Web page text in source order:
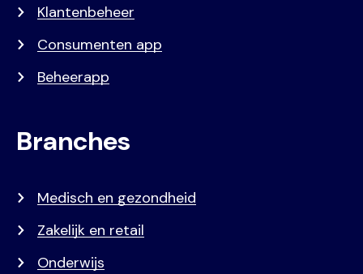
Klantenbeheer
Consumenten app
Beheerapp
Branches
Medisch en gezondheid
Zakelijk en retail
Onderwijs